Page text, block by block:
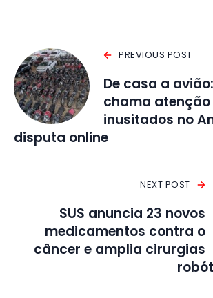
PREVIOUS POST
De casa a
chama
inusitados no
disputa online
NEXT POST
SUS anuncia 23 novos
medicamentos contra o
câncer e amplia cirurgias